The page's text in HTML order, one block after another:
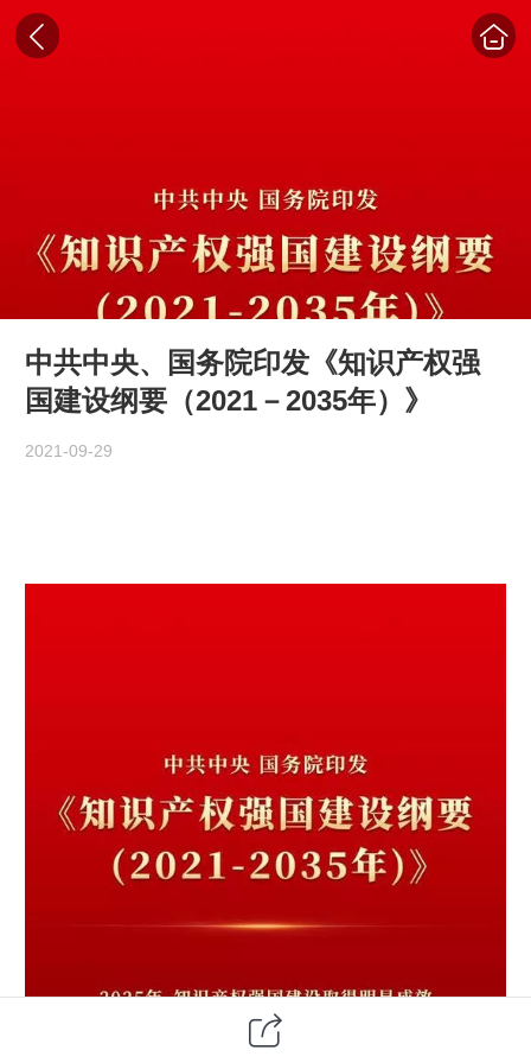
中共中央、国务院印发《知识产权强
国建设纲要（2021－2035年）》
2021-09-29